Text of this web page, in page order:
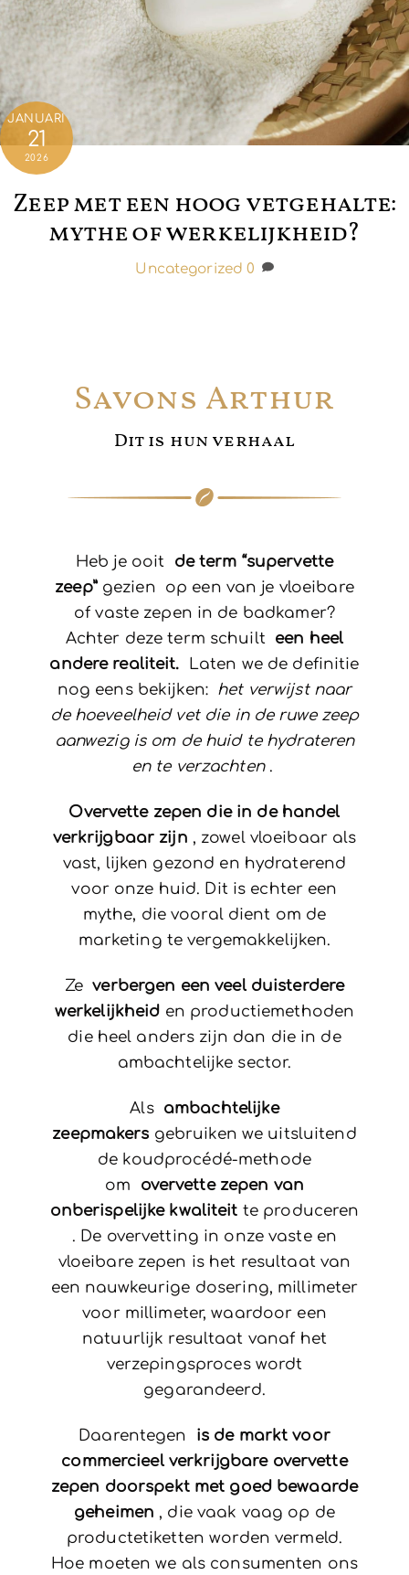
JANUARI
21
2026
Zeep met een hoog vetgehalte:
mythe of werkelijkheid?
Uncategorized 0
Savons Arthur
Dit is hun verhaal
Heb je ooit de term “supervette
zeep”gezien op een van je vloeibare
of vaste zepen in de badkamer?
Achter deze term schuilt een heel
andere realiteit. Laten we de definitie
nog eens bekijken: het verwijst naar
de hoeveelheid vet die in de ruwe zeep
aanwezig is om de huid te hydrateren
en te verzachten.
Overvette zepen die in de handel
verkrijgbaar zijn , zowel vloeibaar als
vast, lijken gezond en hydraterend
voor onze huid. Dit is echter een
mythe, die vooral dient om de
marketing te vergemakkelijken.
Zeverbergen een veel duisterdere
werkelijkheid en productiemethoden
die heel anders zijn dan die in de
ambachtelijke sector.
Als ambachtelijke
zeepmakers gebruiken we uitsluitend
de koudprocédé-methode
om overvette zepen van
onberispelijke kwaliteit te produceren
. De overvetting in onze vaste en
vloeibare zepen is het resultaat van
een nauwkeurige dosering, millimeter
voor millimeter, waardoor een
natuurlijk resultaat vanaf het
verzepingsproces wordt
gegarandeerd.
Daarentegen is de markt voor
commercieel verkrijgbare overvette
zepen doorspekt met goed bewaarde
geheimen , die vaak vaag op de
productetiketten worden vermeld.
Hoe moeten we als consumenten ons